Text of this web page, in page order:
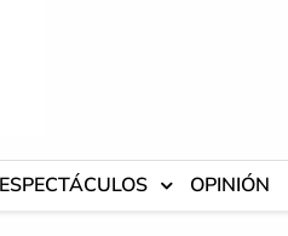
ESPECTÁCULOS OPINIÓN